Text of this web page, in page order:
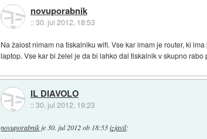
novuporabnik
::30. jul 2012, 18:53
Na žalost nimam na tiskalniku wifi. Vse kar imam je router, ki
laptop. Vse kar bi želel je da bi lahko dal tiskalnik v skupno rabo
IL DIAVOLO
::30. jul 2012, 19:23
novuporabnikje 30. jul 2012 ob 18:53 izjavil: